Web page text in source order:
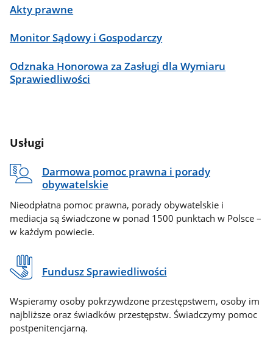
Akty prawne
Monitor Sądowy i Gospodarczy
Odznaka Honorowa za Zasługi dla Wymiaru
Sprawiedliwości
Usługi
Darmowa pomoc prawna i porady
obywatelskie
Nieodpłatna pomoc prawna, porady obywatelskie i
mediacja są świadczone w ponad 1500 punktach w Polsce –
w każdym powiecie.
Fundusz Sprawiedliwości
Wspieramy osoby pokrzywdzone przestępstwem, osoby im
najbliższe oraz świadków przestępstw. Świadczymy pomoc
postpenitencjarną.